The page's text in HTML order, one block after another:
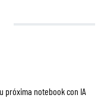
próxima notebook con IA